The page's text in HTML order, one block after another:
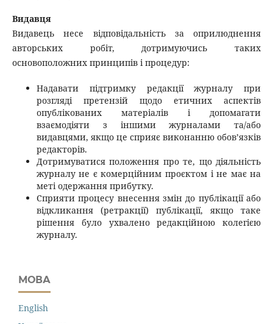
Видавця
Видавець несе відповідальність за оприлюднення
авторських робіт, дотримуючись таких
основоположних принципів і процедур:
Надавати підтримку редакції журналу при
розгляді претензій щодо етичних аспектів
опублікованих матеріалів і допомагати
взаємодіяти з іншими журналами та/або
видавцями, якщо це сприяє виконанню обов’язків
редакторів.
Дотримуватися положення про те, що діяльність
журналу не є комерційним проєктом і не має на
меті одержання прибутку.
Сприяти процесу внесення змін до публікації або
відкликання (ретракції) публікації, якщо таке
рішення було ухвалено редакційною колегією
журналу.
МОВА
English